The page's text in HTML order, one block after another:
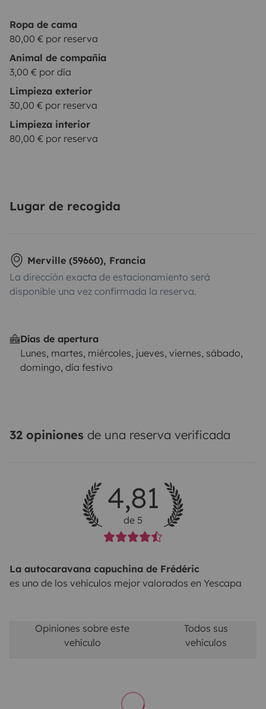
Ropa de cama
80,00 € por reserva
Animal de compañía
3,00 € por día
Limpieza exterior
30,00 € por reserva
Limpieza interior
80,00 € por reserva
Lugar de recogida
Merville (59660), Francia
La dirección exacta de estacionamiento será
disponible una vez confirmada la reserva.
Días de apertura
Lunes, martes, miércoles, jueves, viernes, sábado,
domingo, día festivo
32 opiniones de una reserva verificada
4,81
de 5
La autocaravana capuchina de Frédéric
es uno de los vehículos mejor valorados en Yescapa
Opiniones sobre este
vehículo
Todos sus
vehículos